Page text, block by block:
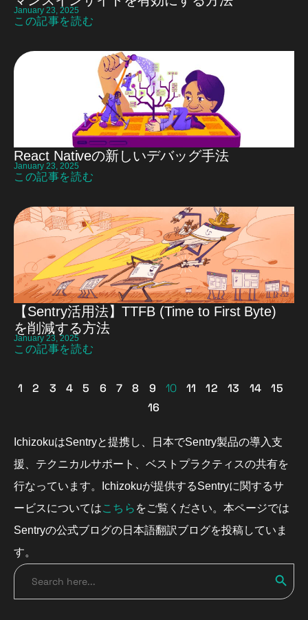
January 23, 2025
この記事を読む
React Nativeの新しいデバッグ手法
January 23, 2025
この記事を読む
【Sentry活用法】TTFB (Time to First Byte)
を削減する方法
January 23, 2025
この記事を読む
1 2 3 4 5 6 7 8 9 10 11 12 13 14
15
16
IchizokuはSentryと提携し、日本でSentry製品の導入支
援、テクニカルサポート、ベストプラクティスの共有を
行なっています。Ichizokuが提供するSentryに関するサ
ービスについてはこちら をご覧ください。本ページでは
Sentryの公式ブログの日本語翻訳ブログを投稿していま
す。
Search
for: